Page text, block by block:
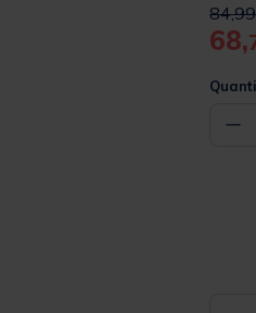
Price
68,
−